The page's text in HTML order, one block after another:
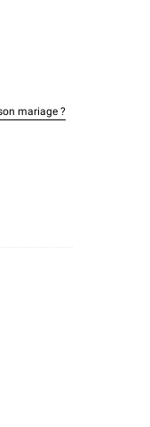
mariage ?